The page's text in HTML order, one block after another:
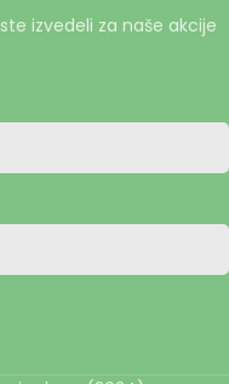
izvedeli za naše akcije